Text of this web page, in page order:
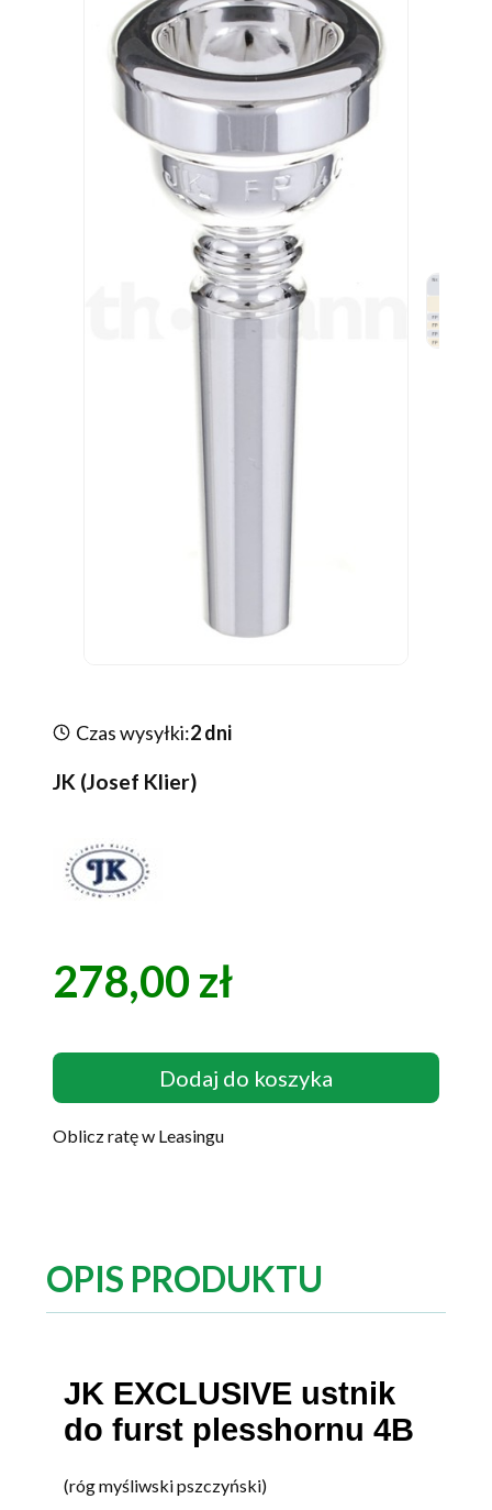
Czas wysyłki:2 dni
JK (Josef Klier)
Cena
278,00 zł
Dodaj do koszyka
Oblicz ratę w Leasingu
OPIS PRODUKTU
JK EXCLUSIVE ustnik
do furst plesshornu 4B
(róg myśliwski pszczyński)